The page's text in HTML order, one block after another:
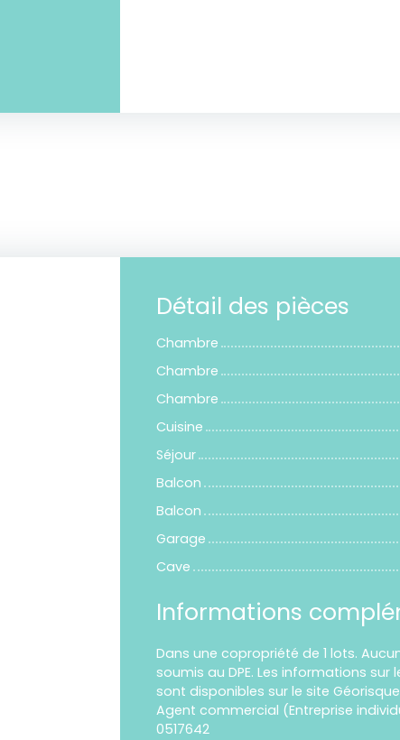
Détail des pièces
Chambre
Chambre
Chambre
Cuisine
Séjour
Balcon
Balcon
Garage
Cave
Informations
Dans une copropriété de 1 lots.
soumis au DPE. Les informations
sont disponibles sur le site
Agent commercial (Entreprise
0517642